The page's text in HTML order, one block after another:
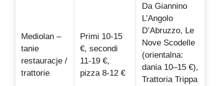
Mediolan –
tanie
restauracje /
trattorie
Primi 10-15
€, secondi
11-19 €,
pizza 8-12 €
Da Giannino
L’Angolo
D’Abruzzo, Le
Nove Scodelle
(orientalna:
dania 10–15 €),
Trattoria Trippa